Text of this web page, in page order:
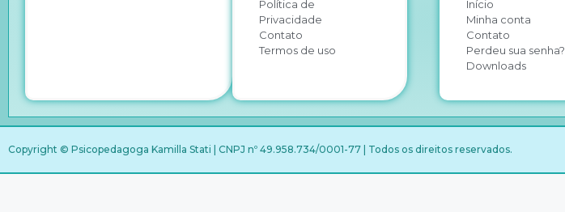
Política de
Privacidade
Contato
Termos de uso
Início
Minha conta
Contato
Perdeu sua senha?
Downloads
Copyright © Psicopedagoga Kamilla Stati | CNPJ nº 49.958.734/0001-77 | Todos os direitos reservados.